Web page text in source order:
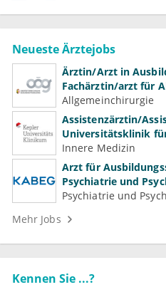
Neueste Ärztejobs
Ärztin/Arzt in
Fachärztin/arzt für
Gefäßchirurgie
Allgemeinchirurgie
Assistenzärztin/
Universitätsklinik
Innere Medizin
Arzt für
Psychiatrie und
Medizin (m/w/d)
Psychiatrie und
Mehr Jobs
Kennen Sie ...?